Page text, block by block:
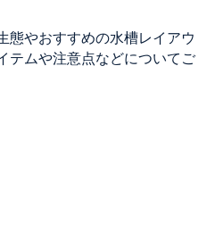
態やおすすめの水槽レイアウ
テムや注意点などについてご